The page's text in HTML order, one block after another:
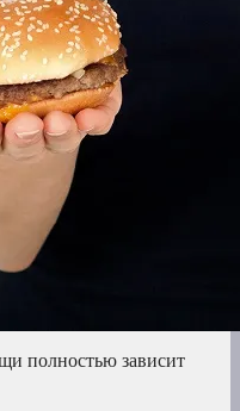
полностью зависит